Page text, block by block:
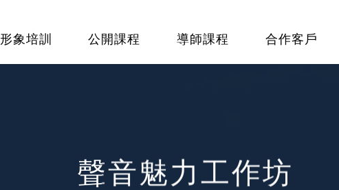
形象培訓 公開課程 導師課程 合作客戶
聲音魅力工作坊